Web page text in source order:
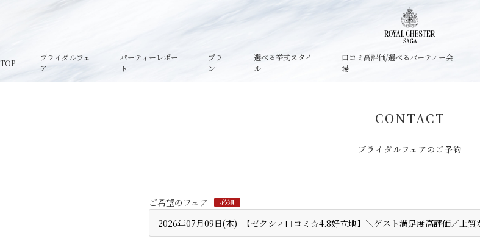
TOP
ブライダルフェ
ア
パーティーレポー
ト
プラ
ン
選べる挙式スタイ
ル
口コミ高評価/選べるパーティー会
場
CONTACT
ブライダルフェアのご予約
ご希望のフェア 必須